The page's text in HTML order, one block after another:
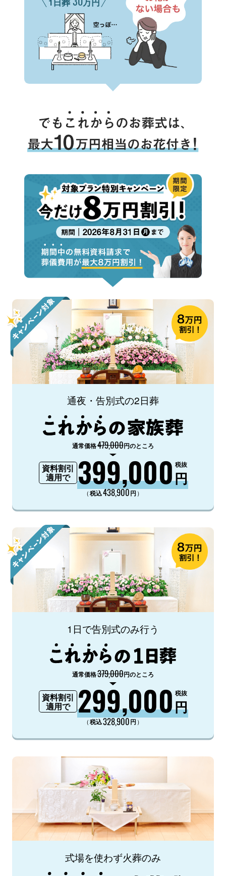
通夜・告別式の2日葬
通常価格479,000円のところ
資料割引
適用で
399,000円
税抜
（税込438,900円 ）
1日で告別式のみ行う
通常価格379,000円のところ
資料割引
適用で
299,000円
税抜
（税込328,900円 ）
式場を使わず火葬のみ